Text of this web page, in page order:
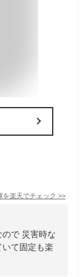
を楽天でチェック >>
で 災害時な
て固定も楽